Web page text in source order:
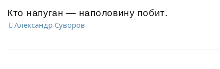
Кто напуган — наполовину побит.
Александр Суворов